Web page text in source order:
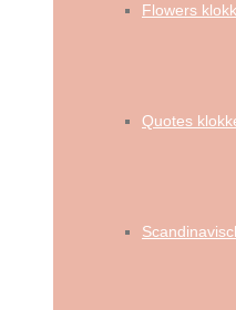
Flowers
Quotes